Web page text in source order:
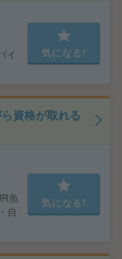
イ
気になる!
資格が取れる
魚
自
気になる!